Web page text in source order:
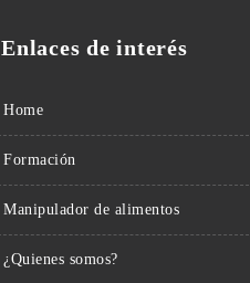
Enlaces de interés
Home
Formación
Manipulador de alimentos
¿Quienes somos?